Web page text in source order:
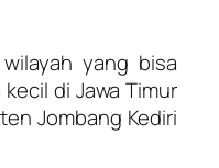
yang bisa
di Jawa Timur
Jombang Kediri